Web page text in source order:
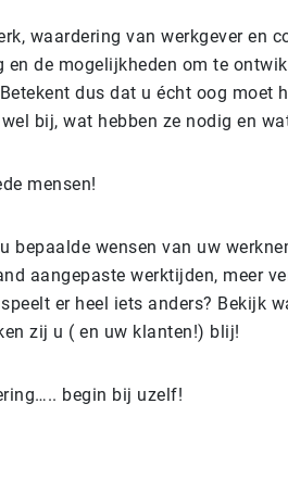
waardering van werkgever en
de mogelijkheden om te
dus dat u écht oog moet
bij, wat hebben ze nodig en
mensen!
bepaalde wensen van uw
aangepaste werktijden, meer
er heel iets anders? Bekijk
zij u ( en uw klanten!) blij!
begin bij uzelf!